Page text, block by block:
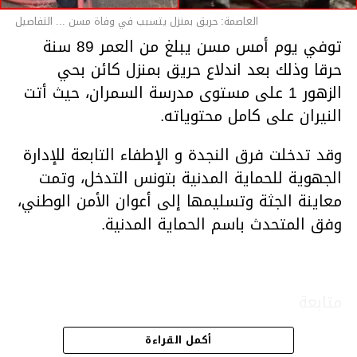
العاصمة: حريق بمنزل يتسبب في وفاة مسن ... التفاصيل
توفي يوم أمس مسن يبلغ من العمر 89 سنة
حرقا وذلك بعد اندلاع حريق بمنزل كائن بحي
الزهور 1 على مستوى مدرسة السمران، حيث أتت
النيران على كامل محتوياته.
وقد تدخلت فرق النجدة و الإطفاء التابعة للإدارة
الجهوية للحماية المدنية بتونس التدخل، وتمت
معاينة الجثة وتسليمها إلى أعوان الأمن الوطني،
وفق المتحدث باسم الحماية المدنية.
أكمل القراءة